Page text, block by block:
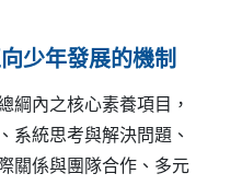
少年發展的機制
內之核心素養項目，
系統思考與解決問題、
關係與團隊合作、多元